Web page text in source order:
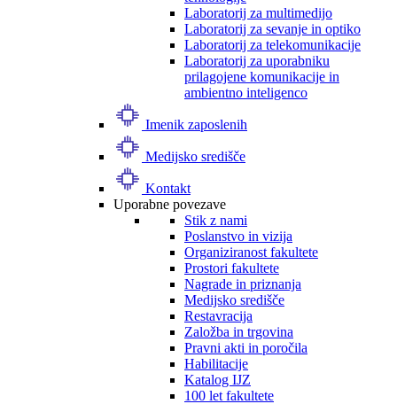
Laboratorij za multimedijo
Laboratorij za sevanje in optiko
Laboratorij za telekomunikacije
Laboratorij za uporabniku
prilagojene komunikacije in
ambientno inteligenco
Imenik zaposlenih
Medijsko središče
Kontakt
Uporabne povezave
Stik z nami
Poslanstvo in vizija
Organiziranost fakultete
Prostori fakultete
Nagrade in priznanja
Medijsko središče
Restavracija
Založba in trgovina
Pravni akti in poročila
Habilitacije
Katalog IJZ
100 let fakultete